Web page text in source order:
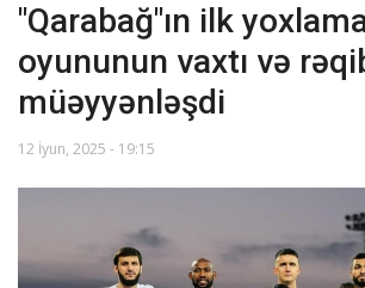
Haqqımızda
Köşə yazıları
Dünya futbolu
Olimpiada
"Qarabağ"ın ilk
oyununun vaxtı və
müəyyənləşdi
12 İyun, 2025 - 19:15